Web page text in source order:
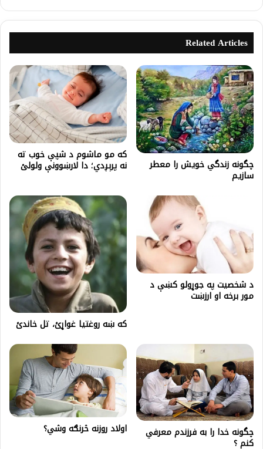
Related Articles
چگونه زندگي خويش را معطر
سازيم
که مو ماشوم د شپې خوب ته
نه پرېږدي؛ دا لارښوونې ولولئ
د شخصيت په جوړولو كښې د
مور برخه او ارزښت
که ښه روغتیا غواړئ، تل خاندئ
چگونه خدا را به فرزندم معرفي
كنم ؟
اولاد روزنه څرنګه وشي؟